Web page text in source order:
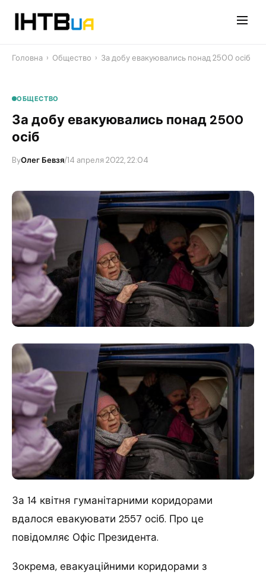
Головна › Общество › За добу евакуювались понад 2500 осіб
ОБЩЕСТВО
За добу евакуювались понад 2500
осіб
ByОлег Бевзя/14 апреля 2022, 22:04
За 14 квітня гуманітарними коридорами
вдалося евакуювати 2557 осіб. Про це
повідомляє Офіс Президента.
Зокрема, евакуаційними коридорами з